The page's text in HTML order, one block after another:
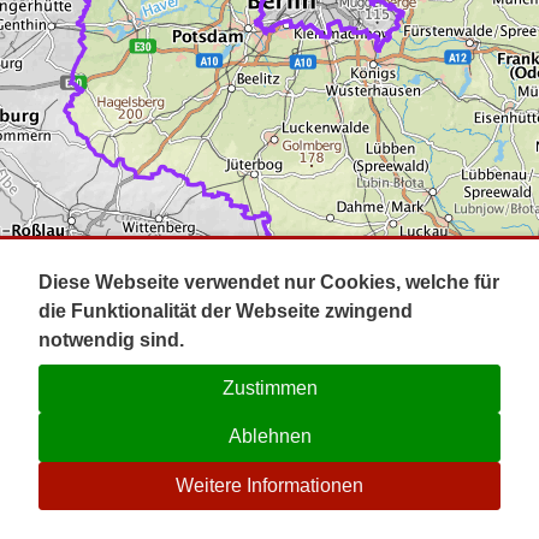
Impressum
Kontakt
☉
Diese Webseite verwendet nur Cookies, welche für
die Funktionalität der Webseite zwingend
notwendig sind.
Zustimmen
Ablehnen
Weitere Informationen